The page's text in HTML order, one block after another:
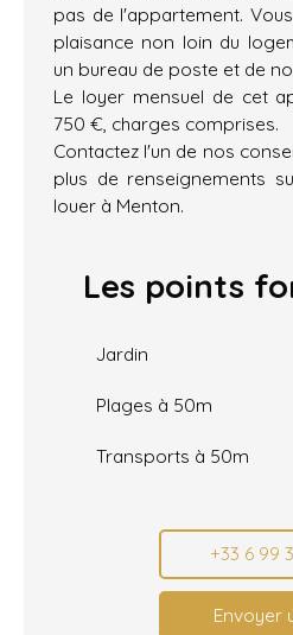
pas de l'appartement.
plaisance non loin du
un bureau de poste et de
Le loyer mensuel de cet
750 €, charges comprises.
Contactez l'un de nos
plus de renseignements
louer à Menton.
Les points
Jardin
Plages à 50m
Transports à 50m
+33 6 99
Envoyer